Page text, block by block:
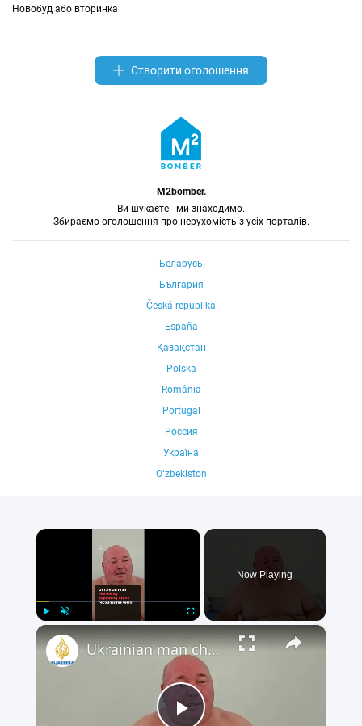
Новобуд або вторинка
Створити оголошення
M2bomber.
Ви шукаєте - ми знаходимо.
Збираємо оголошення про нерухомість з усіх порталів.
Беларусь
България
Česká republika
España
Қазақстан
Polska
România
Portugal
Россия
Україна
Oʻzbekiston
×
Now Playing
×
Ukrainian man chased by exploding drone recounts his terror